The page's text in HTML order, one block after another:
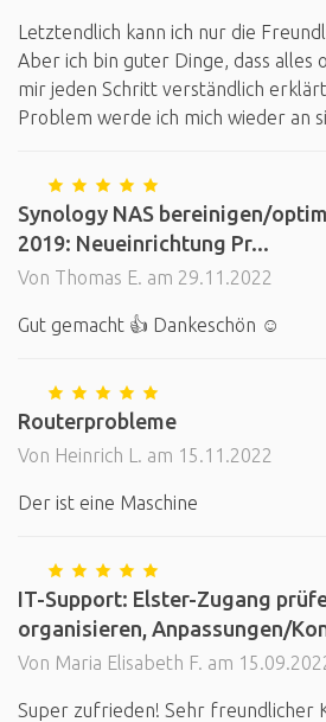
Letztendlich kann ich nur die
Aber ich bin guter Dinge, dass alles
mir jeden Schritt verständlich
Problem werde ich mich wieder an
Synology NAS bereinigen/
2019: Neueinrichtung Pr...
Von Thomas E. am 29.11.2022
Gut gemacht 👍 Dankeschön ☺️
Routerprobleme
Von Heinrich L. am 15.11.2022
Der ist eine Maschine
IT-Support: Elster-Zugang
organisieren, Anpassungen/
Von Maria Elisabeth F. am
Super zufrieden! Sehr freundlicher